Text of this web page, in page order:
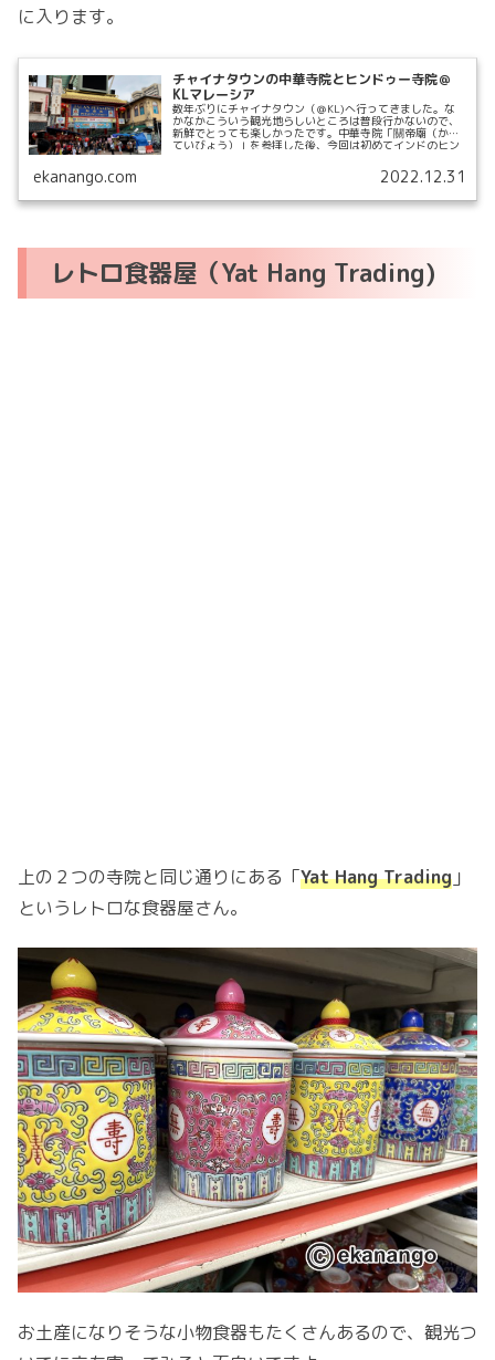
に入ります。
チャイナタウンの中華寺院とヒンドゥー寺院＠
KLマレーシア
数年ぶりにチャイナタウン（＠KL)へ行ってきました。な
かなかこういう観光地らしいところは普段行かないので、
新鮮でとっても楽しかったです。中華寺院「關帝廟（かん
ていびょう）」を参拝した後、今回は初めてインドのヒン
ekanango.com 2022.12.31
レトロ食器屋（Yat Hang Trading)
上の２つの寺院と同じ通りにある「Yat Hang Trading 」
というレトロな食器屋さん。
お土産になりそうな小物食器もたくさんあるので、観光つ